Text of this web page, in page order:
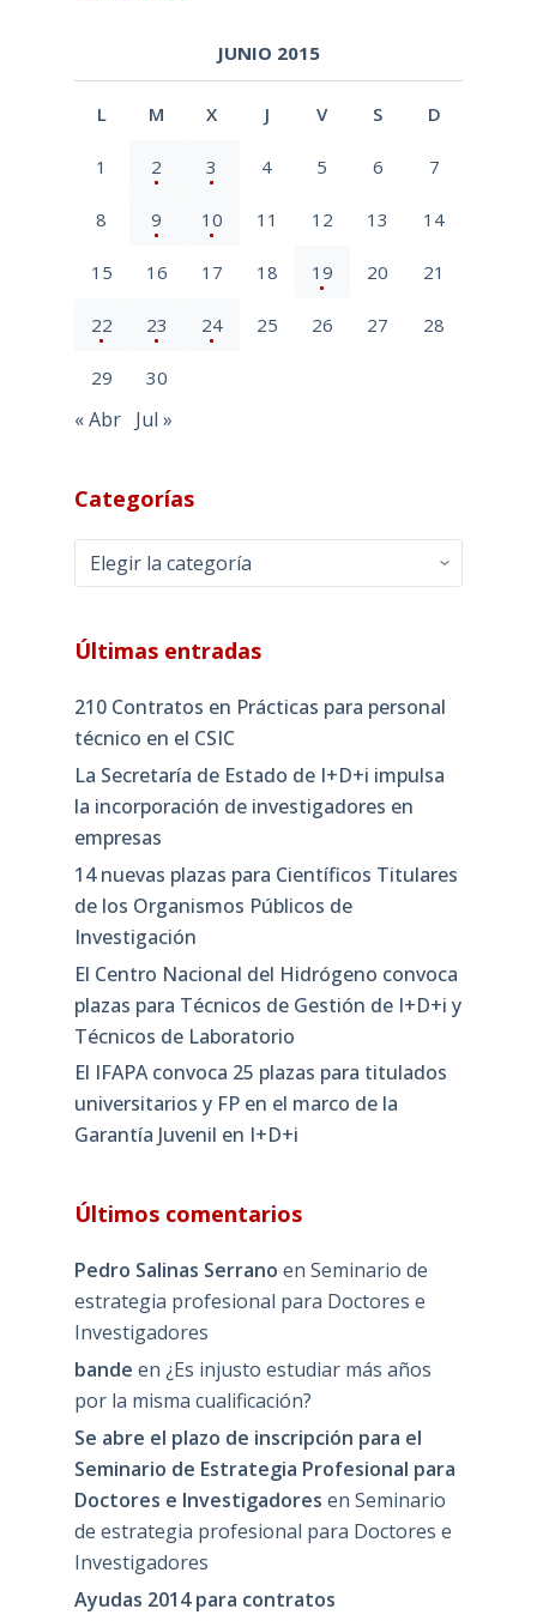
JUNIO 2015
L M X J V S D
1 2 3 4 5 6 7
8 9 10 11 12 13 14
15 16 17 18 19 20 21
22 23 24 25 26 27 28
29 30
« Abr Jul »
Categorías
Categorías
Últimas entradas
210 Contratos en Prácticas para personal
técnico en el CSIC
La Secretaría de Estado de I+D+i impulsa
la incorporación de investigadores en
empresas
14 nuevas plazas para Científicos Titulares
de los Organismos Públicos de
Investigación
El Centro Nacional del Hidrógeno convoca
plazas para Técnicos de Gestión de I+D+i y
Técnicos de Laboratorio
El IFAPA convoca 25 plazas para titulados
universitarios y FP en el marco de la
Garantía Juvenil en I+D+i
Últimos comentarios
Pedro Salinas Serrano en Seminario de
estrategia profesional para Doctores e
Investigadores
bande en ¿Es injusto estudiar más años
por la misma cualificación?
Se abre el plazo de inscripción para el
Seminario de Estrategia Profesional para
Doctores e Investigadores en Seminario
de estrategia profesional para Doctores e
Investigadores
Ayudas 2014 para contratos